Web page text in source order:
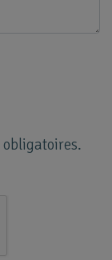
obligatoires.